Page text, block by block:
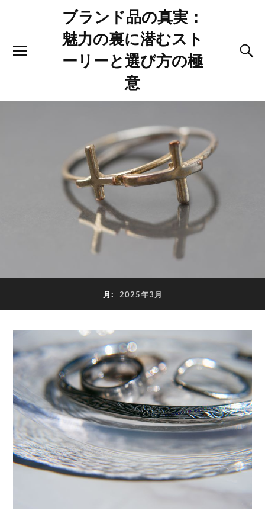
ブランド品の真実：
魅力の裏に潜むスト
ーリーと選び方の極
意
月: 2025年3月